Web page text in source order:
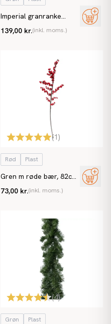
Imperial granranke
kviste, kunstig gran
139,00 kr.(inkl. moms.)
(1)
Rød Plast
Gren m røde bær, 82cm,
73,00 kr.(inkl. moms.)
(4)
Grøn Plast